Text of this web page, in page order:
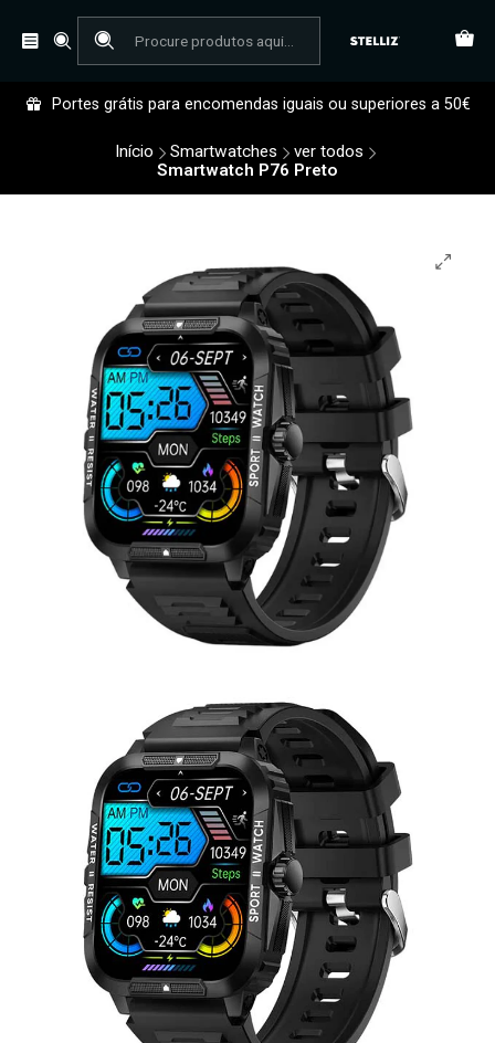
Portes grátis para encomendas iguais ou superiores a 50€
Início Smartwatches
ver todos
Smartwatch P76 Preto